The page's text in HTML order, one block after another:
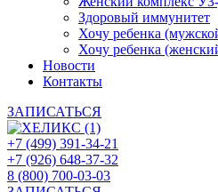
Здоровый иммунитет
Хочу ребенка
Хочу ребенка
Новости
Контакты
ЗАПИСАТЬСЯ
+7 (499) 391-34-21
+7 (926) 648-37-32
8 (800) 700-03-03